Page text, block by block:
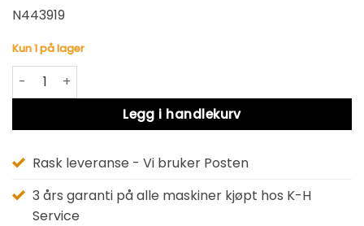
N443919
Kun 1 på lager
LOOP HANDLE antall
Legg i handlekurv
Alternative:
Rask leveranse - Vi bruker Posten
3 års garanti på alle maskiner kjøpt hos K-H
Service